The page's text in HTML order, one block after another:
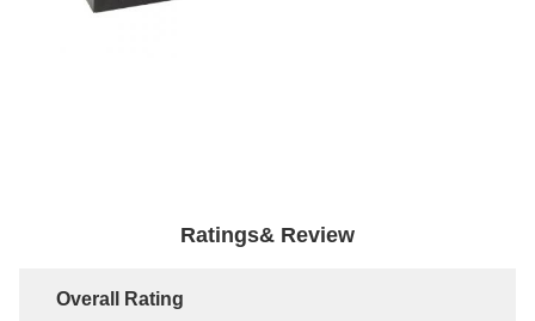
Ratings& Review
Overall Rating